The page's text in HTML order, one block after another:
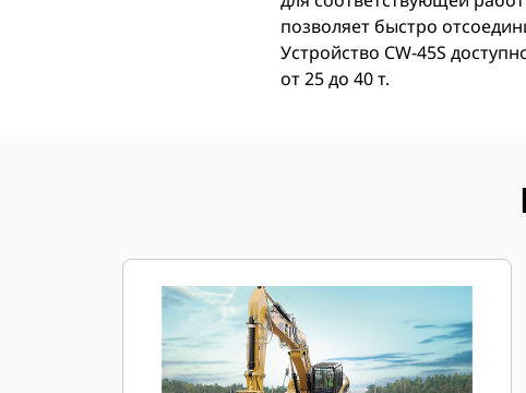
позволяет быстро
Устройство CW-45S
от 25 до 40 т.